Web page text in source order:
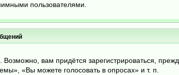
пользователями.
вам придётся зарегистрироваться,
«Вы можете голосовать в опросах» и т. п.